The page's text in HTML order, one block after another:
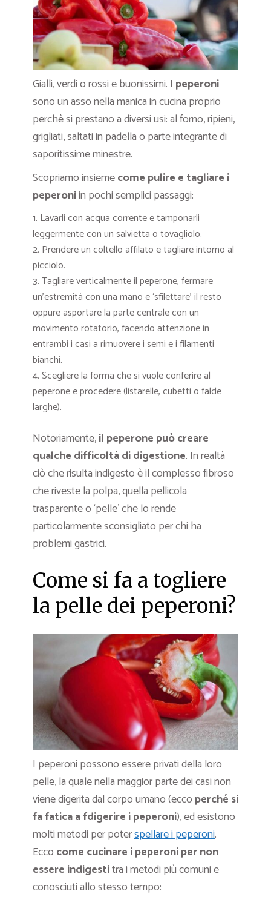
Gialli, verdi o rossi e buonissimi. I peperoni
sono un asso nella manica in cucina proprio
perchè si prestano a diversi usi: al forno, ripieni,
grigliati, saltati in padella o parte integrante di
saporitissime minestre.
Scopriamo insiemecome pulire e tagliare i
peperoniin pochi semplici passaggi:
Lavarli con acqua corrente e tamponarli
leggermente con un salvietta o tovagliolo.
Prendere un coltello affilato e tagliare intorno al
picciolo.
Tagliare verticalmente il peperone, fermare
un’estremità con una mano e ‘sfilettare’ il resto
oppure asportare la parte centrale con un
movimento rotatorio, facendo attenzione in
entrambi i casi a rimuovere i semi e i filamenti
bianchi.
Scegliere la forma che si vuole conferire al
peperone e procedere (listarelle, cubetti o falde
larghe).
Notoriamente,il peperone può creare
qualche difficoltà di digestione. In realtà
ciò che risulta indigesto è il complesso fibroso
che riveste la polpa, quella pellicola
trasparente o ‘pelle’ che lo rende
particolarmente sconsigliato per chi ha
problemi gastrici.
Come si fa a togliere
la pelle dei peperoni?
I peperoni possono essere privati della loro
pelle, la quale nella maggior parte dei casi non
viene digerita dal corpo umano (ecco perché si
fa fatica a fdigerire i peperoni), ed esistono
molti metodi per poterspellare i peperoni.
Ecco come cucinare i peperoni per non
essere indigestitra i metodi più comuni e
conosciuti allo stesso tempo: